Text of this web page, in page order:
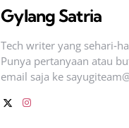
Gylang Satria
Tech writer yang
Punya pertanyaan atau
email saja ke